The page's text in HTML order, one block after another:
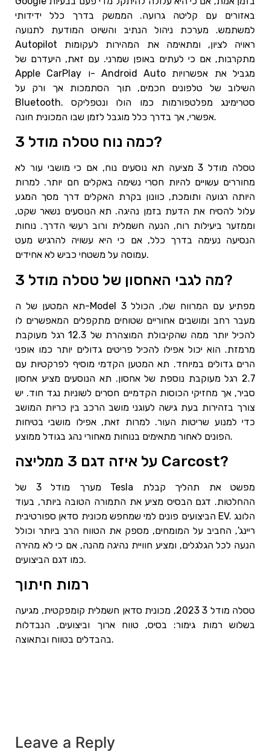
באזורים עם קליטה גרועה. הממשק בדרך כלל ידידותי
למשתמש. מערכת ניהול הנתיב והשיוט המודעת לתנועה
Autopilot ראויה לציון, ומתאימה את המהירות לעקומות
מתקרבות, אם כי לעתים באופן שמרני. עם זאת, היעדרם של
Apple CarPlay ו- Android Auto מגביל את אפשרויות
השילוב של טלפונים חכמים, תוך הסתמכות אך ורק על
Bluetooth. סטרימינג מפלטפורמות כמו הולו ונטפליקס
אפשרי, אך בדרך כלל מוגבל לזמן שבו המכונית חונה.
כמה נוח טסלה מודל 3?
טסלה מודל 3 מציעה תא נוסעים נוח, אם כי מושבי עור לא
מחוררים עשויים להיות חסרי נשימה באקלים חם יותר. למרות
היותה רגועה ותומכת, כוונון בקרת האקלים דרך מסך המגע
עלול להסיח את הדעת בזמן נהיגה. תא הנוסעים נשאר שקט,
וממזער ביעילות רוח, הנעה חשמלית ורוב רעשי הדרך. נוחות
הנסיעה נעימה בדרך כלל, אם כי היא עשויה להרגיש מעט
עמוסה על משטחי כביש לא אחידים.
מה לגבי האחסון של טסלה מודל 3?
תא המטען של ה-Model 3 מפתיע עם המרווח שלו, הכולל
מעבר רחב ומושבים אחוריים שטוחים מתקפלים המאפשרים לו
להכיל יותר ממה שהקיבולת המוצהרת של 12.3 רגל מעוקבת
מרמזת. הוא יכול אפילו להכיל פריטים גדולים יותר כמו אופני
הרים גדולים במיוחד. תא המטען הקדמי מוסיף לפרקטיות עם
2.7 רגל מעוקבת נוספת של אחסון. תא הנוסעים מציע אחסון
סביר, אך מחזיקי הכוסות הקדמיים חסרים לשוניות נגד חוד. יש
צורך בזהירות בעת גישה לעוגני מושב הרכב בין כריות המושב
כדי למנוע שריטות העור. למרות זאת, אפילו מושבי בטיחות
הפונים לאחור מתאימים בנוחות מאחורי נהג בגודל ממוצע.
על איזה דגם 3 ממליצה Carcost?
מערך מודל 3 של Tesla מפשט את תהליך קבלת
ההחלטות. דגם הבסיס מציע את התמורה הטובה ביותר, בעוד
הביצועים פונים למי שמחפש מכונית סדאן ספורטיבית EV. הלונג
ריינג’, החביב על המומחים, מספק את הטווח הרב ביותר וכולל
הנעה לכל הגלגלים, ומציע חוויית נהיגה מהנה, אם כי לא מהירה
כמו דגם הביצועים.
רמות חיתוך
טסלה מודל 3 2023, מכונית סדאן חשמלית קומפקטית, מגיעה
בשלוש רמות גימור: בסיס, טווח ארוך וביצועים, הנבדלות
בהבדלים בטווח ובתאוצה.
Leave a Reply